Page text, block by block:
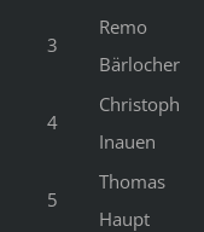
3
Remo
Bärlocher
4
Christoph
Inauen
5
Thomas
Haupt